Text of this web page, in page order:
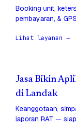
Booking unit,
pembayaran, &
Lihat layanan →
Jasa Bikin
di Landak
Keanggotaan,
laporan RAT —